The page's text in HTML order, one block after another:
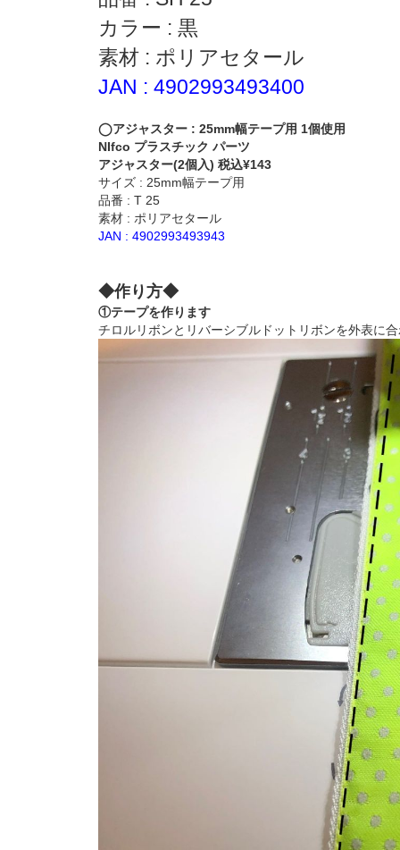
カラー : 黒
素材 : ポリアセタール
JAN : 4902993493400
◯アジャスター : 25mm幅テープ用 1個使用
NIfco プラスチック パーツ
アジャスター(2個入) 税込¥143
サイズ : 25mm幅テープ用
品番 : T 25
素材 : ポリアセタール
JAN : 4902993493943
◆作り方◆
①テープを作ります
チロルリボンとリバーシブルドットリボンを外表に